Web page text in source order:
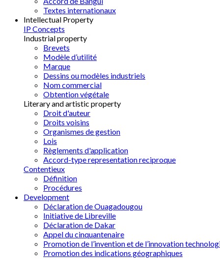
Textes internationaux
Intellectual Property
IP Concepts
Industrial property
Brevets
Modèle d’utilité
Marque
Dessins ou modèles industriels
Nom commercial
Obtention végétale
Literary and artistic property
Droit d'auteur
Droits voisins
Organismes de gestion
Lois
Règlements d'application
Accord-type representation reciproque
Contentieux
Définition
Procédures
Development
Déclaration de Ouagadougou
Initiative de Libreville
Déclaration de Dakar
Appel du cinquantenaire
Promotion de l’invention et de l’innovation
Promotion des indications géographiques